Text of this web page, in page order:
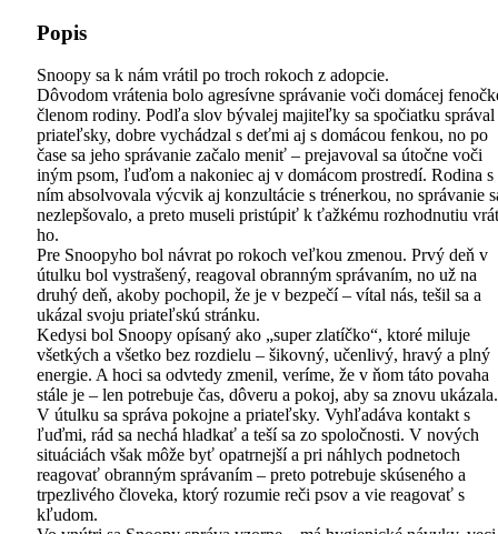
Popis
Snoopy sa k nám vrátil po troch rokoch z adopcie.
Dôvodom vrátenia bolo agresívne správanie voči domácej
členom rodiny. Podľa slov bývalej majiteľky sa spočiatku správal
priateľsky, dobre vychádzal s deťmi aj s domácou fenkou, no po
čase sa jeho správanie začalo meniť – prejavoval sa útočne voči
iným psom, ľuďom a nakoniec aj v domácom prostredí. Rodina s
ním absolvovala výcvik aj konzultácie s trénerkou, no správanie
nezlepšovalo, a preto museli pristúpiť k ťažkému rozhodnutiu
ho.
Pre Snoopyho bol návrat po rokoch veľkou zmenou. Prvý deň v
útulku bol vystrašený, reagoval obranným správaním, no už na
druhý deň, akoby pochopil, že je v bezpečí – vítal nás, tešil sa a
ukázal svoju priateľskú stránku.
Kedysi bol Snoopy opísaný ako „super zlatíčko“, ktoré miluje
všetkých a všetko bez rozdielu – šikovný, učenlivý, hravý a plný
energie. A hoci sa odvtedy zmenil, veríme, že v ňom táto povaha
stále je – len potrebuje čas, dôveru a pokoj, aby sa znovu ukázala.
V útulku sa správa pokojne a priateľsky. Vyhľadáva kontakt s
ľuďmi, rád sa nechá hladkať a teší sa zo spoločnosti. V nových
situáciách však môže byť opatrnejší a pri náhlych podnetoch
reagovať obranným správaním – preto potrebuje skúseného a
trpezlivého človeka, ktorý rozumie reči psov a vie reagovať s
kľudom.